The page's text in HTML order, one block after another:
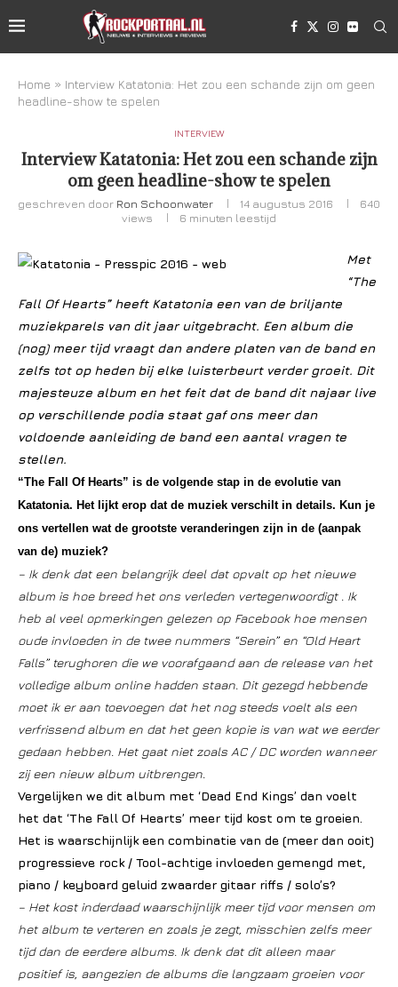
Home » Interview Katatonia: Het zou een schande zijn om geen
headline-show te spelen
INTERVIEW
Interview Katatonia: Het zou een schande zijn
om geen headline-show te spelen
geschreven door Ron Schoonwater 14 augustus 2016
640
views
6 minuten leestijd
Met
“The
Fall Of Hearts” heeft Katatonia een van de briljante
muziekparels van dit jaar uitgebracht. Een album die
(nog) meer tijd vraagt dan andere platen van de band en
zelfs tot op heden bij elke luisterbeurt verder groeit. Dit
majesteuze album en het feit dat de band dit najaar live
op verschillende podia staat gaf ons meer dan
voldoende aanleiding de band een aantal vragen te
stellen.
“The Fall Of Hearts” is de volgende stap in de evolutie van
Katatonia. Het lijkt erop dat de muziek verschilt in details. Kun je
ons vertellen wat de grootste veranderingen zijn in de (aanpak
van de) muziek?
– Ik denk dat een belangrijk deel dat opvalt op het nieuwe
album is hoe breed het ons verleden vertegenwoordigt . Ik
heb al veel opmerkingen gelezen op Facebook hoe mensen
oude invloeden in de twee nummers “Serein” en “Old Heart
Falls” terughoren die we voorafgaand aan de release van het
volledige album online hadden staan. Dit gezegd hebbende
moet ik er aan toevoegen dat het nog steeds voelt als een
verfrissend album en dat het geen kopie is van wat we eerder
gedaan hebben. Het gaat niet zoals AC / DC worden wanneer
zij een nieuw album uitbrengen.
Vergelijken we dit album met ‘Dead End Kings’ dan voelt
het dat ‘The Fall Of Hearts’ meer tijd kost om te groeien.
Het is waarschijnlijk een combinatie van de (meer dan ooit)
progressieve rock / Tool-achtige invloeden gemengd met,
piano / keyboard geluid zwaarder gitaar riffs / solo’s?
– Het kost inderdaad waarschijnlijk meer tijd voor mensen om
het album te verteren en zoals je zegt, misschien zelfs meer
tijd dan de eerdere albums. Ik denk dat dit alleen maar
positief is, aangezien de albums die langzaam groeien voor